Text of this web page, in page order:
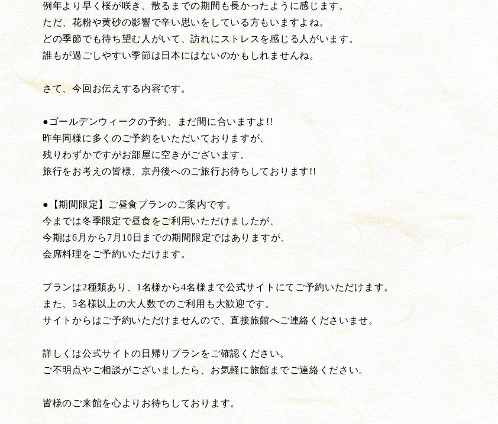
例年より早く桜が咲き、散るまでの期間も長かったように感じます。
ただ、花粉や黄砂の影響で辛い思いをしている方もいますよね。
どの季節でも待ち望む人がいて、訪れにストレスを感じる人がいます。
誰もが過ごしやすい季節は日本にはないのかもしれませんね。
さて、今回お伝えする内容です。
●ゴールデンウィークの予約、まだ間に合いますよ!!
昨年同様に多くのご予約をいただいておりますが、
残りわずかですがお部屋に空きがございます。
旅行をお考えの皆様、京丹後へのご旅行お待ちしております!!
●【期間限定】ご昼食プランのご案内です。
今までは冬季限定で昼食をご利用いただけましたが、
今期は6月から7月10日までの期間限定ではありますが、
会席料理をご予約いただけます。
プランは2種類あり、1名様から4名様まで公式サイトにてご予約いただけます。
また、5名様以上の大人数でのご利用も大歓迎です。
サイトからはご予約いただけませんので、直接旅館へご連絡くださいませ。
詳しくは公式サイトの日帰りプランをご確認ください。
ご不明点やご相談がございましたら、お気軽に旅館までご連絡ください。
皆様のご来館を心よりお待ちしております。